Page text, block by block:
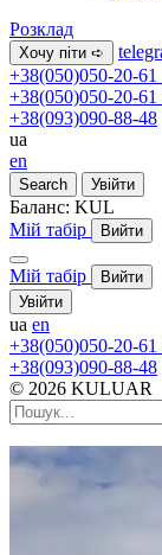
Розклад
Хочу піти ➪
+38(050)050-20-61
+38(050)050-20-61
+38(093)090-88-48
ua
en
Search Увійти
Баланс: KUL
Мій табір
Вийти
Мій табір
Вийти
Увійти
ua en
+38(050)050-20-61
+38(093)090-88-48
© 2026 KULUAR